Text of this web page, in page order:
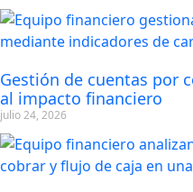
Gestión de cuentas por
al impacto financiero
julio 24, 2026